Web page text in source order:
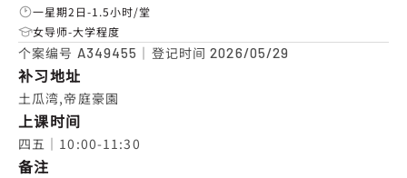
一星期2日-1.5小时/堂
女导师-大学程度
个案编号 A349455 ｜登记时间2026/05/29
补习地址
土瓜湾,帝庭豪園
上课时间
四五｜10:00-11:30
备注